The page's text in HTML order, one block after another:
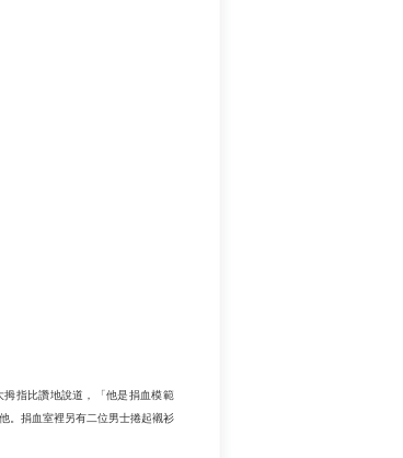
指比讚地說道，「他是捐血模範
。捐血室裡另有二位男士捲起襯衫